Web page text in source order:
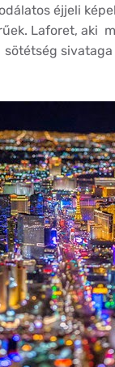
éjjeli
Laforet, aki